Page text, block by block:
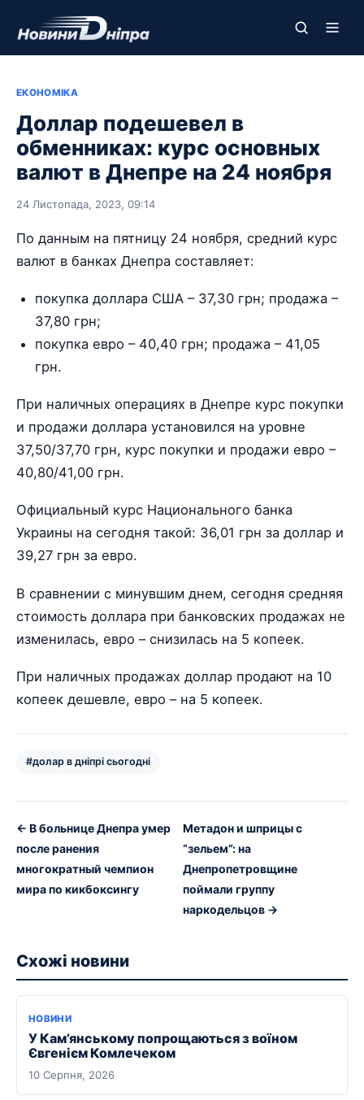
ЕКОНОМІКА
Доллар подешевел в
обменниках: курс основных
валют в Днепре на 24 ноября
24 Листопада, 2023, 09:14
По данным на пятницу 24 ноября, средний курс
валют в банках Днепра составляет:
покупка доллара США – 37,30 грн; продажа –
37,80 грн;
покупка евро – 40,40 грн; продажа – 41,05
грн.
При наличных операциях в Днепре курс покупки
и продажи доллара установился на уровне
37,50/37,70 грн, курс покупки и продажи евро –
40,80/41,00 грн.
Официальный курс Национального банка
Украины на сегодня такой: 36,01 грн за доллар и
39,27 грн за евро.
В сравнении с минувшим днем, сегодня средняя
стоимость доллара при банковских продажах не
изменилась, евро – снизилась на 5 копеек.
При наличных продажах доллар продают на 10
копеек дешевле, евро – на 5 копеек.
#долар в дніпрі сьогодні
← В больнице Днепра умер
после ранения
многократный чемпион
мира по кикбоксингу
Метадон и шприцы с
“зельем”: на
Днепропетровщине
поймали группу
наркодельцов →
Схожі новини
НОВИНИ
У Кам’янському попрощаються з воїном
Євгенієм Комлечеком
10 Серпня, 2026